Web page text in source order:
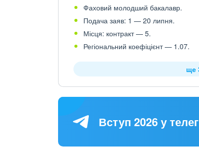
Фаховий молодший бакалавр.
Подача заяв: 1 — 20 липня.
Місця: контракт — 5.
Регіональний коефіцієнт — 1.07.
ще
Вступ 2026 у